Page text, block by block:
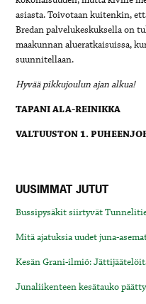
asiasta. Toivotaan kuitenkin,
Bredan palvelukeskuksella on
maakunnan alueratkaisuissa,
suunnitellaan.
Hyvää pikkujoulun ajan alkua!
TAPANI ALA-REINIKKA
VALTUUSTON 1.
UUSIMMAT JUTUT
Bussipysäkit siirtyvät
Mitä ajatuksia uudet juna-
Kesän Grani-ilmiö:
Junaliikenteen kesätauko